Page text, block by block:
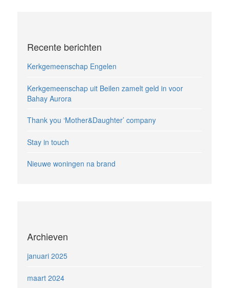
Recente berichten
Kerkgemeenschap Engelen
Kerkgemeenschap uit Beilen zamelt geld in voor
Bahay Aurora
Thank you ‘Mother&Daughter’ company
Stay in touch
Nieuwe woningen na brand
Archieven
januari 2025
maart 2024